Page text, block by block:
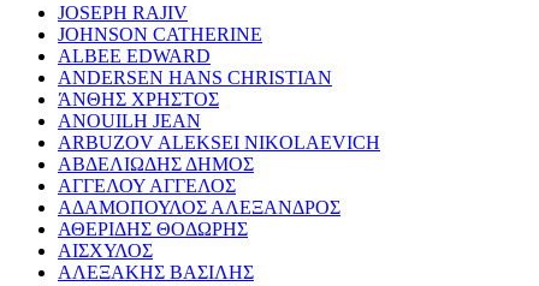
JOSEPH RAJIV
JOHNSON CATHERINE
ALBEE EDWARD
ANDERSEN HANS CHRISTIAN
ΆΝΘΗΣ ΧΡΗΣΤΟΣ
ANOUILH JEAN
ARBUZOV ALEKSEI NIKOLAEVICH
ΑΒΔΕΛΙΩΔΗΣ ΔΗΜΟΣ
ΑΓΓΕΛΟΥ ΑΓΓΕΛΟΣ
ΑΔΑΜΟΠΟΥΛΟΣ ΑΛΕΞΑΝΔΡΟΣ
ΑΘΕΡΙΔΗΣ ΘΟΔΩΡΗΣ
ΑΙΣΧΥΛΟΣ
ΑΛΕΞΑΚΗΣ ΒΑΣΙΛΗΣ